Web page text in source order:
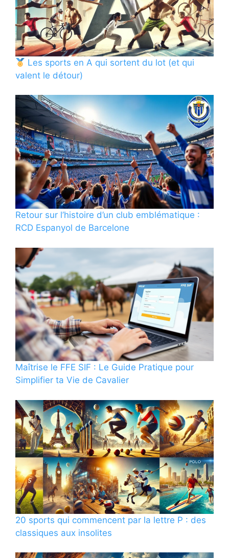
Les sports en A qui sortent du lot (et qui
valent le détour)
Retour sur l’histoire d’un club emblématique :
RCD Espanyol de Barcelone
Maîtrise le FFE SIF : Le Guide Pratique pour
Simplifier ta Vie de Cavalier
20 sports qui commencent par la lettre P : des
classiques aux insolites